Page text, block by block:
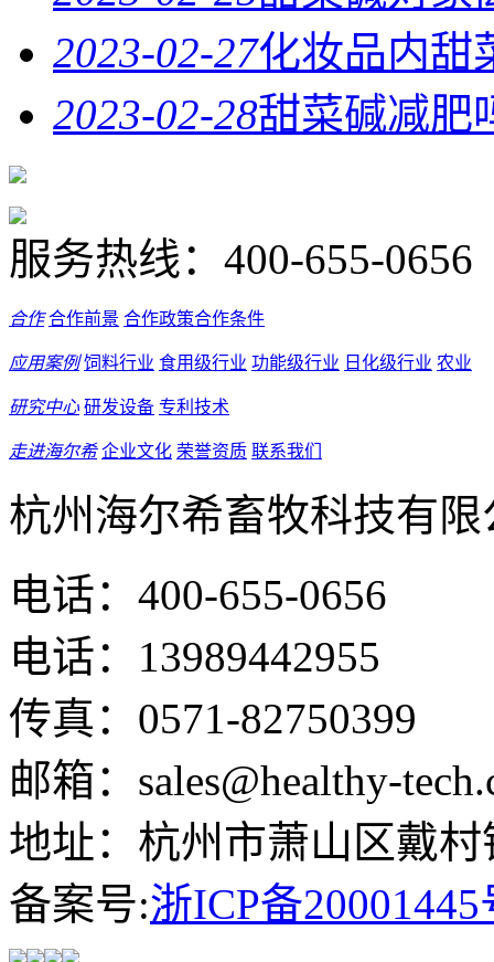
2023-02-27化妆品内甜
2023-02-28甜菜碱减肥
服务热线： 400-655-0656
合作 合作前景 合作政策合作条件
应用案例 饲料行业 食用级行业 功能级行业 日化级行业 农业
研究中心 研发设备 专利技术
走进海尔希 企业文化 荣誉资质 联系我们
杭州海尔希畜牧科技有限
电话：400-655-0656
电话：13989442955
传真：0571-82750399
邮箱：sales@healthy-
地址：杭州市萧山区戴
备案号:浙ICP备20001445